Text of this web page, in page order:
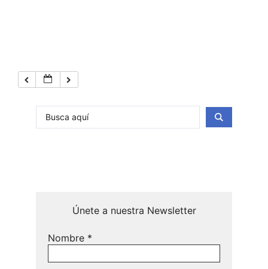
Únete a nuestra Newsletter
Nombre *